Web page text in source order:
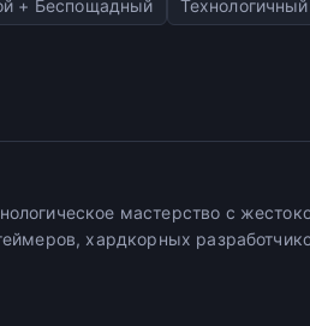
+ Беспощадный
мастерство с
хардкорных